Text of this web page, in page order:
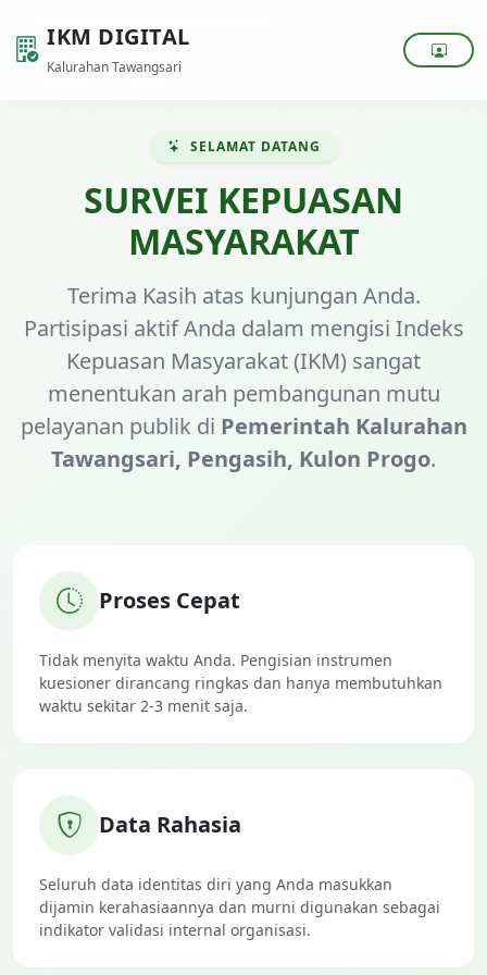
IKM DIGITAL
Kalurahan Tawangsari
SELAMAT DATANG
SURVEI KEPUASAN
MASYARAKAT
Terima Kasih atas kunjungan Anda.
Partisipasi aktif Anda dalam mengisi Indeks
Kepuasan Masyarakat (IKM) sangat
menentukan arah pembangunan mutu
pelayanan publik di Pemerintah Kalurahan
Tawangsari, Pengasih, Kulon Progo.
Proses Cepat
Tidak menyita waktu Anda. Pengisian instrumen
kuesioner dirancang ringkas dan hanya membutuhkan
waktu sekitar 2-3 menit saja.
Data Rahasia
Seluruh data identitas diri yang Anda masukkan
dijamin kerahasiaannya dan murni digunakan sebagai
indikator validasi internal organisasi.